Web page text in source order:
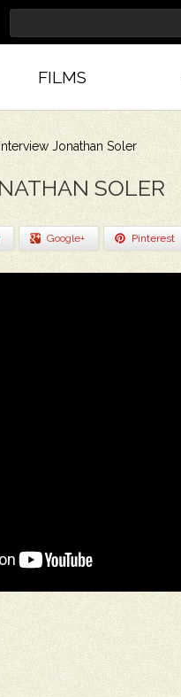
FILMS
Interview Jonathan Soler
SOLER
Google+ Pinterest